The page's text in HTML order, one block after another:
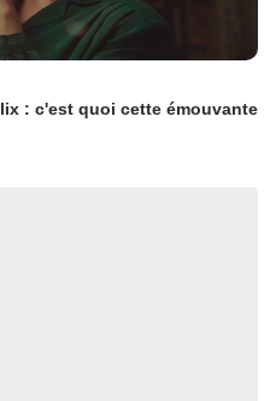
: c'est quoi cette émouvante